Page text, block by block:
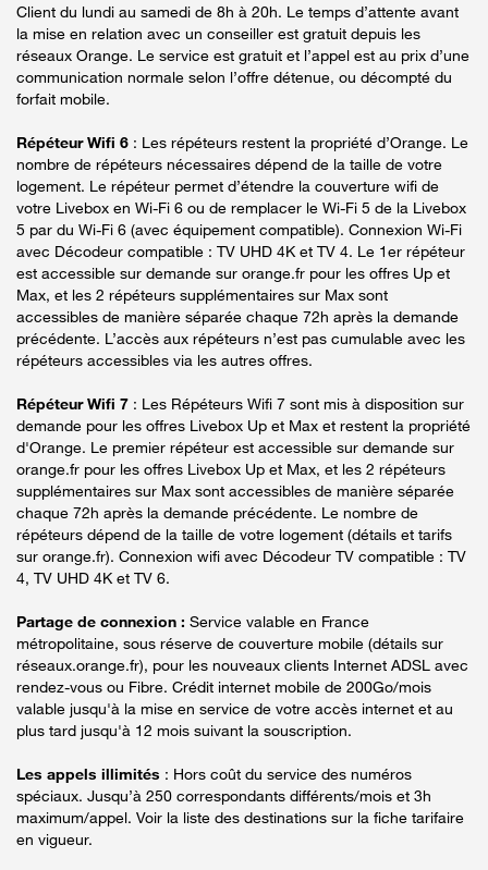
Client du lundi au samedi de 8h à 20h. Le temps d’attente avant
la mise en relation avec un conseiller est gratuit depuis les
réseaux Orange. Le service est gratuit et l’appel est au prix d’une
communication normale selon l’offre détenue, ou décompté du
forfait mobile.
Répéteur Wifi 6 : Les répéteurs restent la propriété d’Orange. Le
nombre de répéteurs nécessaires dépend de la taille de votre
logement. Le répéteur permet d’étendre la couverture wifi de
votre Livebox en Wi-Fi 6 ou de remplacer le Wi-Fi 5 de la Livebox
5 par du Wi-Fi 6 (avec équipement compatible). Connexion Wi-Fi
avec Décodeur compatible : TV UHD 4K et TV 4. Le 1er répéteur
est accessible sur demande sur orange.fr pour les offres Up et
Max, et les 2 répéteurs supplémentaires sur Max sont
accessibles de manière séparée chaque 72h après la demande
précédente. L’accès aux répéteurs n’est pas cumulable avec les
répéteurs accessibles via les autres offres.
Répéteur Wifi 7 : Les Répéteurs Wifi 7 sont mis à disposition sur
demande pour les offres Livebox Up et Max et restent la propriété
d'Orange. Le premier répéteur est accessible sur demande sur
orange.fr pour les offres Livebox Up et Max, et les 2 répéteurs
supplémentaires sur Max sont accessibles de manière séparée
chaque 72h après la demande précédente. Le nombre de
répéteurs dépend de la taille de votre logement (détails et tarifs
sur orange.fr). Connexion wifi avec Décodeur TV compatible : TV
4, TV UHD 4K et TV 6.
Partage de connexion : Service valable en France
métropolitaine, sous réserve de couverture mobile (détails sur
réseaux.orange.fr), pour les nouveaux clients Internet ADSL avec
rendez-vous ou Fibre. Crédit internet mobile de 200Go/mois
valable jusqu'à la mise en service de votre accès internet et au
plus tard jusqu'à 12 mois suivant la souscription.
Les appels illimités : Hors coût du service des numéros
spéciaux. Jusqu’à 250 correspondants différents/mois et 3h
maximum/appel. Voir la liste des destinations sur la fiche tarifaire
en vigueur.